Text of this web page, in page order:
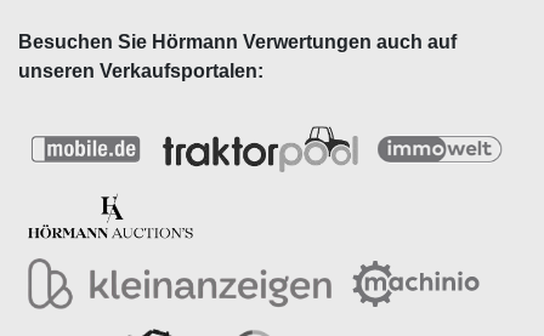
Besuchen Sie Hörmann Verwertungen auch auf
unseren Verkaufsportalen: